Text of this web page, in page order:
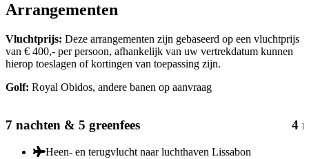
Arrangementen
Vluchtprijs: Deze arrangementen zijn gebaseerd op een vluchtprijs
van € 400,- per persoon, afhankelijk van uw vertrekdatum kunnen
hierop toeslagen of kortingen van toepassing zijn.
Golf: Royal Obidos, andere banen op aanvraag
7 nachten & 5 greenfees
Heen- en terugvlucht naar luchthaven Lissabon
4